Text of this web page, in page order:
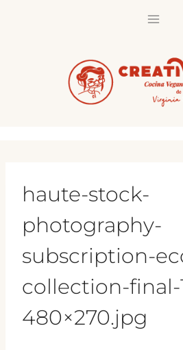
haute-stock-
photography-
subscription-
collection-final-
480×270.jpg